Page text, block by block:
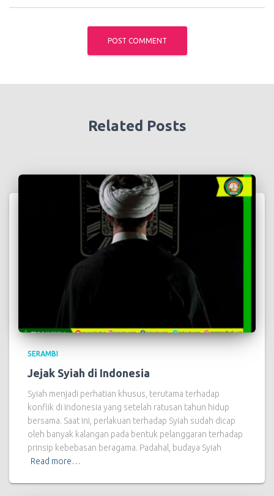
Related Posts
SERAMBI
Jejak Syiah di Indonesia
Syiah menjadi perhatian khusus, terutama terhadap
konflik di Indonesia yang setelah ratusan tahun hidup
bersama. Saat ini, perlakuan terhadap Syiah sudah dicap
oleh banyak kalangan pada bentuk pelanggaran terhadap
prinsip kebebasan beragama. Padahal, budaya Syiah
Read more…